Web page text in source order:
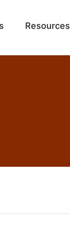
Resources